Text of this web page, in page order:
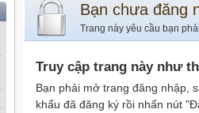
Bạn chưa đăng
Trang này yêu cầu bạn
Truy cập trang này như
Bạn phải mở trang đăng nhập,
khẩu đã đăng ký rồi nhấn nút